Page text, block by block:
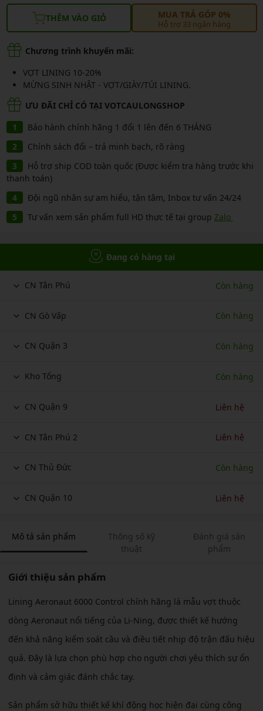
THÊM VÀO GIỎ MUA TRẢ GÓP 0%
Hỗ trợ 33 ngân hàng
Chương trình khuyến mãi:
VỢT LINING 10-20%
MỪNG SINH NHẬT - VỢT/GIÀY/TÚI LINING.
ƯU ĐÃI CHỈ CÓ TẠI VOTCAULONGSHOP
Bảo hành chính hãng 1 đổi 1 lên đến 6 THÁNG
Chính sách đổi – trả minh bạch, rõ ràng
Hỗ trợ ship COD toàn quốc (Được kiểm tra hàng trước khi
thanh toán)
Đội ngũ nhân sự am hiểu, tận tâm, Inbox tư vấn 24/24
Tư vấn xem sản phẩm full HD thực tế tại group Zalo
Đang có hàng tại
CN Tân Phú Còn hàng
CN Gò Vấp Còn hàng
CN Quận 3 Còn hàng
Kho Tổng Còn hàng
CN Quận 9 Liên hệ
CN Tân Phú 2 Liên hệ
CN Thủ Đức Còn hàng
CN Quận 10 Liên hệ
Mô tả sản phẩm
Thông số kỹ
thuật
Đánh giá sản
phẩm
Giới thiệu sản phẩm
Lining Aeronaut 6000 Control chính hãng là mẫu vợt thuộc
dòng Aeronaut nổi tiếng của Li-Ning, được thiết kế hướng
đến khả năng kiểm soát cầu và điều tiết nhịp độ trận đấu hiệu
quả. Đây là lựa chọn phù hợp cho người chơi yêu thích sự ổn
định và cảm giác đánh chắc tay.
Sản phẩm sở hữu thiết kế khí động học hiện đại cùng công